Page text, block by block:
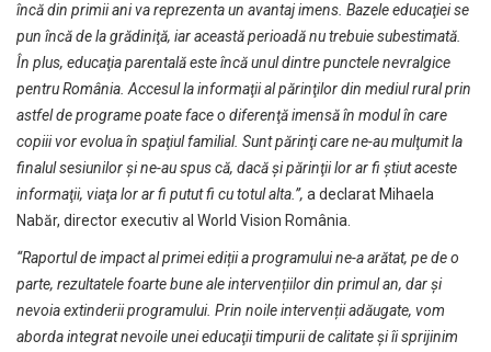
încă din primii ani va reprezenta un avantaj imens. Bazele educaţiei se
pun încă de la grădiniţă, iar această perioadă nu trebuie subestimată.
În plus, educaţia parentală este încă unul dintre punctele nevralgice
pentru România. Accesul la informaţii al părinţilor din mediul rural prin
astfel de programe poate face o diferenţă imensă în modul în care
copiii vor evolua în spaţiul familial. Sunt părinţi care ne-au mulţumit la
finalul sesiunilor şi ne-au spus că, dacă şi părinţii lor ar fi ştiut aceste
informaţii, viaţa lor ar fi putut fi cu totul alta.”, a declarat Mihaela
Nabăr, director executiv al World Vision România.
“Raportul de impact al primei ediții a programului ne-a arătat, pe de o
parte, rezultatele foarte bune ale intervențiilor din primul an, dar şi
nevoia extinderii programului. Prin noile intervenții adăugate, vom
aborda integrat nevoile unei educaţii timpurii de calitate și îi sprijinim